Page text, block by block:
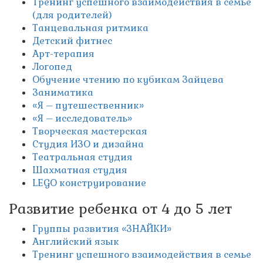
(для родителей)
Танцевальная ритмика
Детский фитнес
Арт-терапия
Логопед
Обучение чтению по кубикам Зайцева
Заниматика
«Я – путешественник»
«Я – исследователь»
Творческая мастерская
Студия ИЗО и дизайна
Театральная студия
Шахматная студия
LEGO конструирование
Развитие ребенка от 4 до 5 лет
Группы развития «ЗНАЙКИ»
Английский язык
Тренинг успешного взаимодействия в семье